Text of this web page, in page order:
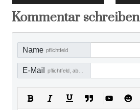
Kommentar schreiben
Name pflichtfeld
E-Mail